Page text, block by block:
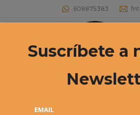
608875383
Buscar:
Archivos diarios: 19
Suscríbete a
EMAIL